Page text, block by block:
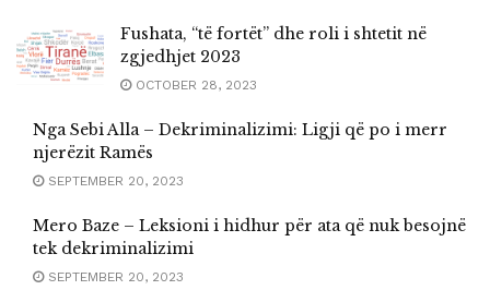
Fushata, “të fortët” dhe roli i shtetit në
zgjedhjet 2023
OCTOBER 28, 2023
Nga Sebi Alla – Dekriminalizimi: Ligji që po i merr
njerëzit Ramës
SEPTEMBER 20, 2023
Mero Baze – Leksioni i hidhur për ata që nuk besojnë
tek dekriminalizimi
SEPTEMBER 20, 2023